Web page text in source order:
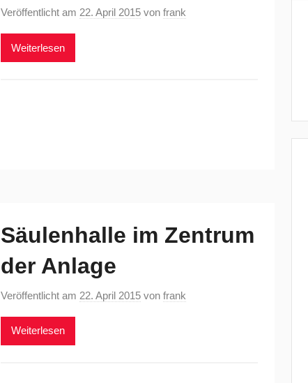
Veröffentlicht am 22. April 2015 vonfrank
Weiterlesen
Säulenhalle im Zentrum
der Anlage
Veröffentlicht am 22. April 2015 vonfrank
Weiterlesen